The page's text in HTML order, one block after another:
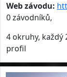
Web závodu:
0 závodníků,
4 okruhy, každý
profil